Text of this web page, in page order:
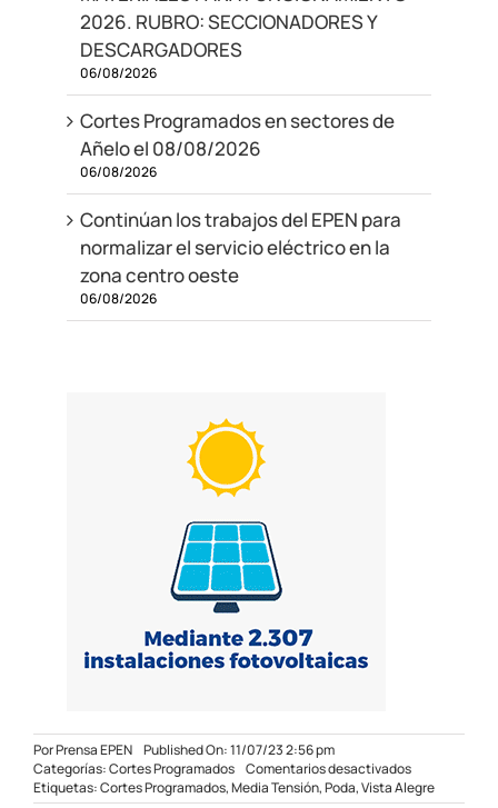
2026. RUBRO: SECCIONADORES Y
DESCARGADORES
06/08/2026
Cortes Programados en sectores de
Añelo el 08/08/2026
06/08/2026
Continúan los trabajos del EPEN para
normalizar el servicio eléctrico en la
zona centro oeste
06/08/2026
PorPrensa EPEN Published On: 11/07/23 2:56 pm
Categorías:Cortes Programados Comentarios desactivadosen
Se
Etiquetas:Cortes Programados,Media Tensión,Poda,Vista Alegre